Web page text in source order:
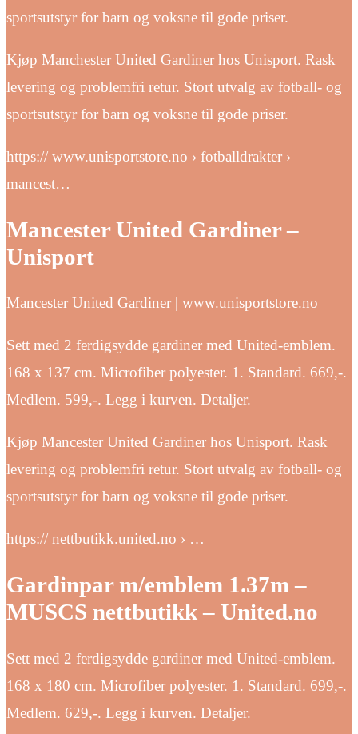
sportsutstyr for barn og voksne til gode priser.
Kjøp Manchester United Gardiner hos Unisport. Rask
levering og problemfri retur. Stort utvalg av fotball- og
sportsutstyr for barn og voksne til gode priser.
https:// www.unisportstore.no › fotballdrakter ›
mancest…
Mancester United Gardiner –
Unisport
Mancester United Gardiner | www.unisportstore.no
Sett med 2 ferdigsydde gardiner med United-emblem.
168 x 137 cm. Microfiber polyester. 1. Standard. 669,-.
Medlem. 599,-. Legg i kurven. Detaljer.
Kjøp Mancester United Gardiner hos Unisport. Rask
levering og problemfri retur. Stort utvalg av fotball- og
sportsutstyr for barn og voksne til gode priser.
https:// nettbutikk.united.no › …
Gardinpar m/emblem 1.37m –
MUSCS nettbutikk – United.no
Sett med 2 ferdigsydde gardiner med United-emblem.
168 x 180 cm. Microfiber polyester. 1. Standard. 699,-.
Medlem. 629,-. Legg i kurven. Detaljer.